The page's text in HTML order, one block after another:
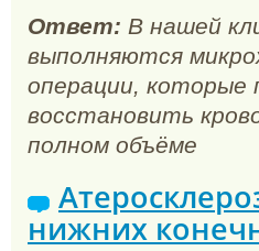
Ответ: В нашей
выполняются
операции, которые
восстановить
полном объёме
нижних